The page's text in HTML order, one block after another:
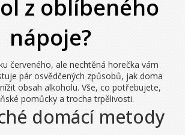
z oblíbeného
nápoje?
červeného, ale nechtěná horečka vám
pár osvědčených způsobů, jak doma
obsah alkoholu. Vše, co potřebujete,
pomůcky a trocha trpělivosti.
domácí metody